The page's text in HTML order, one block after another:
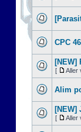
CPC
[NEW]
[ Aller
Alim
[NEW]
[ Aller